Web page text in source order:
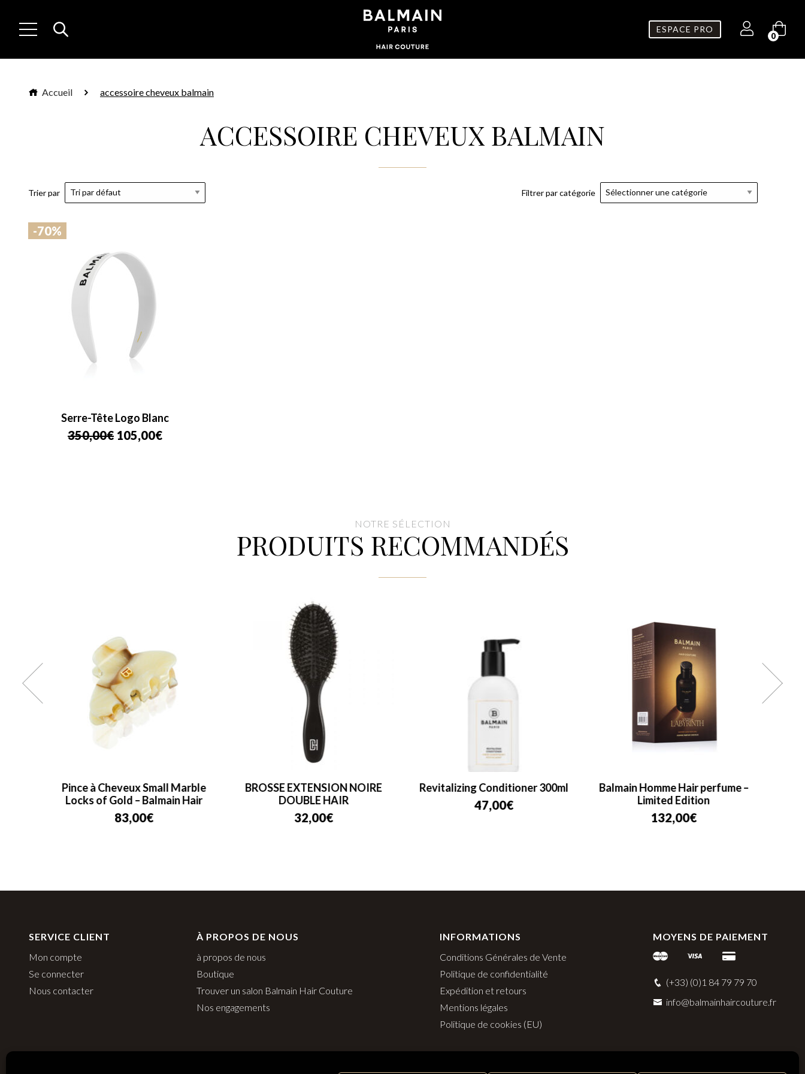
ESPACE PRO
0
Accueil accessoire cheveux balmain
ACCESSOIRE CHEVEUX BALMAIN
Trier par Filtrer par catégorie
-70%
Serre-Tête Logo Blanc
350,00€ Le
105,00€Le
NOTRE SÉLECTION
PRODUITS RECOMMANDÉS
Pince à Cheveux Small Marble
Locks of Gold – Balmain Hair
83,00€
BROSSE EXTENSION NOIRE
DOUBLE HAIR
32,00€
Revitalizing Conditioner 300ml
47,00€
Balmain Homme Hair perfume –
Limited Edition
132,00€
SERVICE CLIENT
Mon compte
Se connecter
Nous contacter
À PROPOS DE NOUS
à propos de nous
Boutique
Trouver un salon Balmain Hair Couture
Nos engagements
INFORMATIONS
Conditions Générales de Vente
Politique de confidentialité
Expédition et retours
Mentions légales
Politique de cookies (EU)
MOYENS DE PAIEMENT
(+33) (0)1 84 79 79 70
info@balmainhaircouture.fr